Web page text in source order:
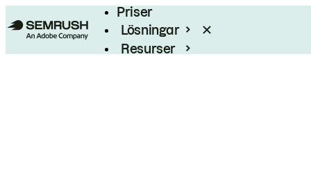
Priser
Lösningar
Resurser